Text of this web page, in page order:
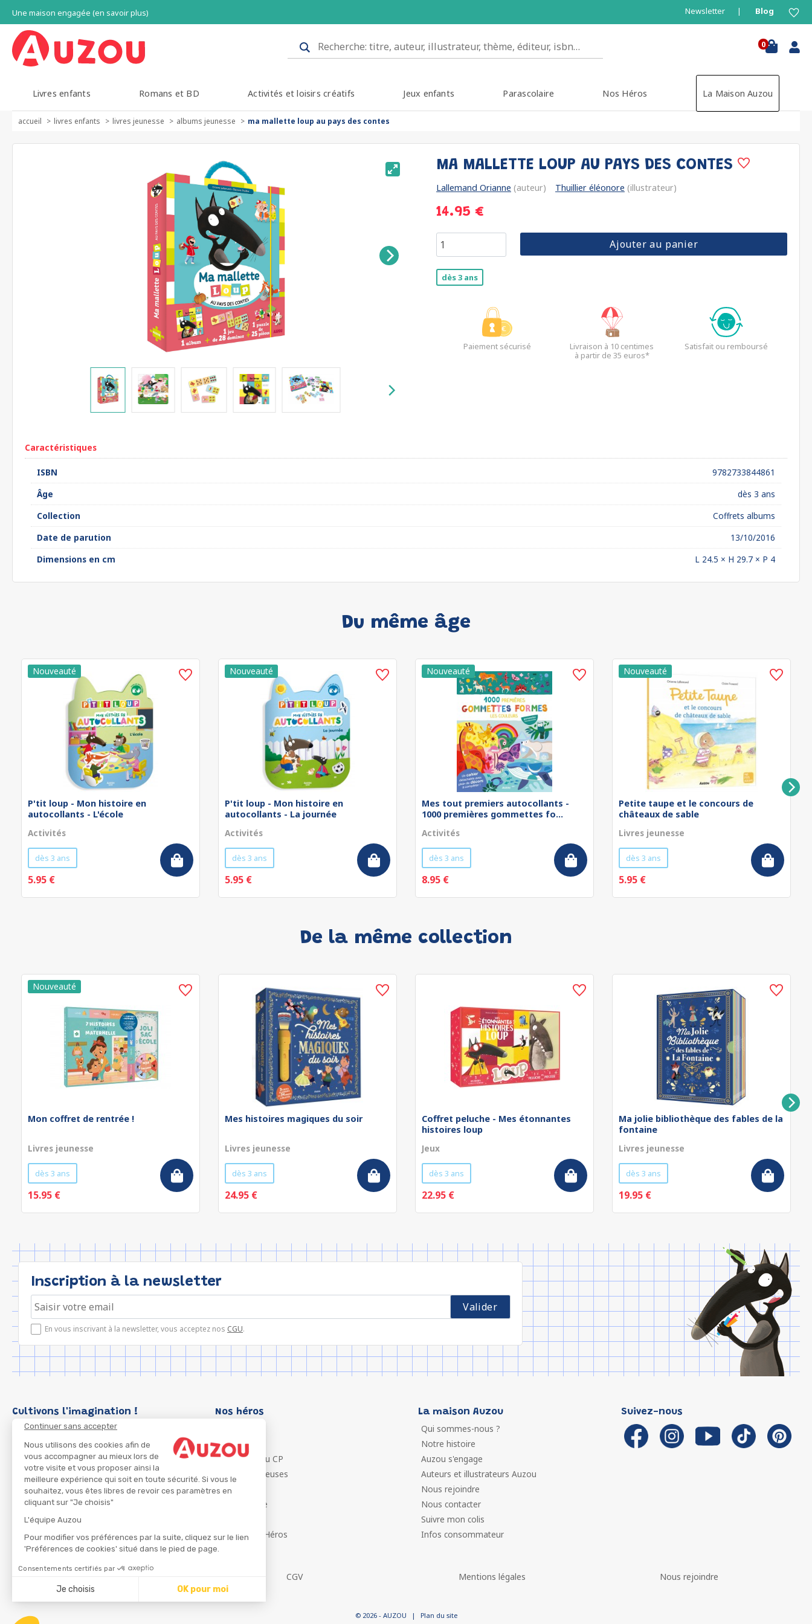
Continuer sans accepter
Nous utilisons des cookies afin de
vous accompagner au mieux lors de
votre visite et vous proposer ainsi la
meilleure expérience qui soit en toute sécurité. Si vous le
souhaitez, vous êtes libres de revoir ces paramètres en
cliquant sur "Je choisis"
L'équipe Auzou
Pour modifier vos préférences par la suite, cliquez sur le lien
'Préférences de cookies' situé dans le pied de page.
Consentements certifiés par
Je choisis OK pour moi
Une maison engagée (en savoir plus) Newsletter Blog
0
Livres enfants Romans et BD Activités et loisirs créatifs Jeux enfants Parascolaire Nos Héros La Maison Auzou
accueil livres enfants livres jeunesse albums jeunesse ma mallette loup au pays des contes
MA MALLETTE LOUP AU PAYS DES CONTES
Lallemand Orianne (auteur) Thuillier éléonore (illustrateur)
14.95 €
Ajouter au panier
dès 3 ans
Paiement sécurisé
Livraison à 10 centimes
à partir de 35 euros*
Satisfait ou remboursé
Caractéristiques
ISBN
9782733844861
Âge
dès 3 ans
Collection
Coffrets albums
Date de parution
13/10/2016
Dimensions en cm
L 24.5 × H 29.7 × P 4
Du même âge
P'tit loup - Mon histoire en
autocollants - L'école
Activités
dès 3 ans
5.95 €
P'tit loup - Mon histoire en
autocollants - La journée
Activités
dès 3 ans
5.95 €
Mes tout premiers autocollants -
1000 premières gommettes fo...
Activités
dès 3 ans
8.95 €
Petite taupe et le concours de
châteaux de sable
Livres jeunesse
dès 3 ans
5.95 €
De la même collection
Mon coffret de rentrée !
Livres jeunesse
dès 3 ans
15.95 €
Mes histoires magiques du soir
Livres jeunesse
dès 3 ans
24.95 €
Coffret peluche - Mes étonnantes
histoires loup
Jeux
dès 3 ans
22.95 €
Ma jolie bibliothèque des fables de la
fontaine
Livres jeunesse
dès 3 ans
19.95 €
Inscription à la newsletter
En vous inscrivant à la newsletter, vous acceptez nos CGU.
Cultivons l'imagination ! Nos héros
P'tit Loup
Les Héros du CP
Les Influenceuses
Migali
Petite Taupe
Ma Boîte à Héros
La maison Auzou
Qui sommes-nous ?
Notre histoire
Auzou s'engage
Auteurs et illustrateurs Auzou
Nous rejoindre
Nous contacter
Suivre mon colis
Infos consommateur
Suivez-nous
CGV Mentions légales Nous rejoindre
© 2026 - AUZOU | Plan du site